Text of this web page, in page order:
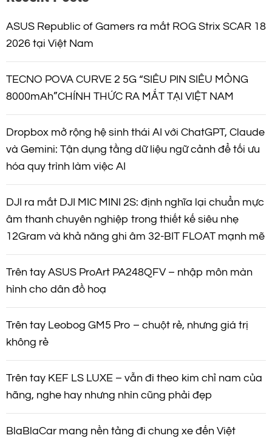
m
ASUS Republic of Gamers ra mắt ROG Strix SCAR 18
2026 tại Việt Nam
TECNO POVA CURVE 2 5G “SIÊU PIN SIÊU MỎNG
8000mAh”CHÍNH THỨC RA MẮT TẠI VIỆT NAM
Dropbox mở rộng hệ sinh thái AI với ChatGPT, Claude
và Gemini: Tận dụng tầng dữ liệu ngữ cảnh để tối ưu
hóa quy trình làm việc AI
DJI ra mắt DJI MIC MINI 2S: định nghĩa lại chuẩn mực
âm thanh chuyên nghiệp trong thiết kế siêu nhẹ
12Gram và khả năng ghi âm 32-BIT FLOAT mạnh mẽ
Trên tay ASUS ProArt PA248QFV – nhập môn màn
hình cho dân đồ hoạ
Trên tay Leobog GM5 Pro – chuột rẻ, nhưng giá trị
không rẻ
Trên tay KEF LS LUXE – vẫn đi theo kim chỉ nam của
hãng, nghe hay nhưng nhìn cũng phải đẹp
BlaBlaCar mang nền tảng đi chung xe đến Việt